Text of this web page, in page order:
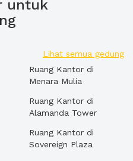
untuk
Lihat semua gedung
Ruang Kantor di
Menara Mulia
Ruang Kantor di
Alamanda Tower
Ruang Kantor di
Sovereign Plaza